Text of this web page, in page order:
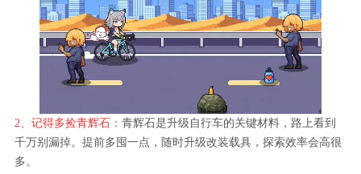
2、记得多捡青辉石： 青辉石是升级自行车的关键材料，路上看到
千万别漏掉。提前多囤一点，随时升级改装载具，探索效率会高很
多。